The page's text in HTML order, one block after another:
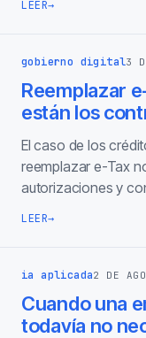
LEER→
gobierno digital3
Reemplazar
están los
El caso de los
reemplazar e-Tax
autorizaciones y
LEER→
ia aplicada2 DE
Cuando una
todavía no